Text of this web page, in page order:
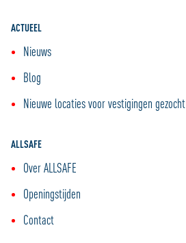
ACTUEEL
Nieuws
Blog
Nieuwe locaties voor vestigingen gezocht
ALLSAFE
Over ALLSAFE
Openingstijden
Contact